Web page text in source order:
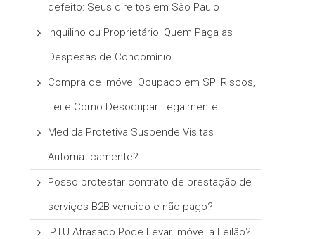
defeito: Seus direitos em São Paulo
Inquilino ou Proprietário: Quem Paga as
Despesas de Condomínio
Compra de Imóvel Ocupado em SP: Riscos,
Lei e Como Desocupar Legalmente
Medida Protetiva Suspende Visitas
Automaticamente?
Posso protestar contrato de prestação de
serviços B2B vencido e não pago?
IPTU Atrasado Pode Levar Imóvel a Leilão?